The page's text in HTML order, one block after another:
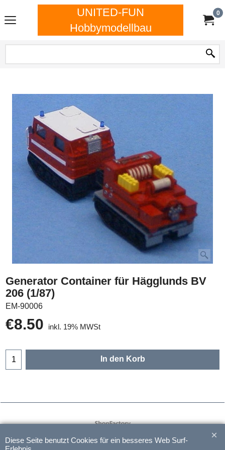
UNITED-FUN
Hobbymodellbau
0
Generator Container für Hägglunds BV
206 (1/87)
EM-90006
€8.50 inkl. 19% MWSt
In den Korb
WebShop erstellt mit
Diese Seite benutzt Cookies für ein besseres Web Surf-